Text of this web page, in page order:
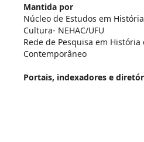
Mantida por
Núcleo de Estudos em
Cultura- NEHAC/UFU
Rede de Pesquisa em
Contemporâneo
Portais, indexadores e